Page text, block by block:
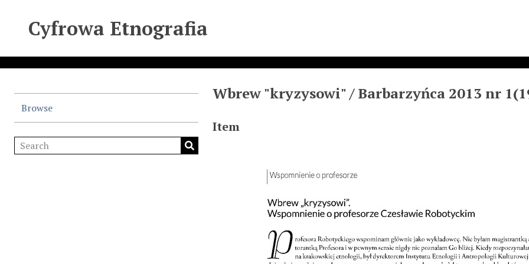
Cyfrowa Etnografia
Browse
Wbrew "kryzysowi" / Barbarzyńca 2013 nr
Item